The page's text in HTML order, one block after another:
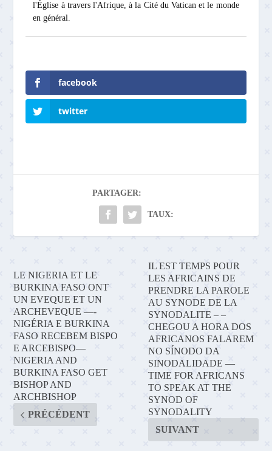
l'Église à travers l'Afrique, à la Cité du Vatican et le monde
en général.
facebook
twitter
PARTAGER:
TAUX:
LE NIGERIA ET LE
BURKINA FASO ONT
UN EVEQUE ET UN
ARCHEVEQUE —-
NIGÉRIA E BURKINA
FASO RECEBEM BISPO
E ARCEBISPO—
NIGERIA AND
BURKINA FASO GET
BISHOP AND
ARCHBISHOP
PRÉCÉDENT
IL EST TEMPS POUR
LES AFRICAINS DE
PRENDRE LA PAROLE
AU SYNODE DE LA
SYNODALITE – –
CHEGOU A HORA DOS
AFRICANOS FALAREM
NO SÍNODO DA
SINODALIDADE —
TIME FOR AFRICANS
TO SPEAK AT THE
SYNOD OF
SYNODALITY
SUIVANT